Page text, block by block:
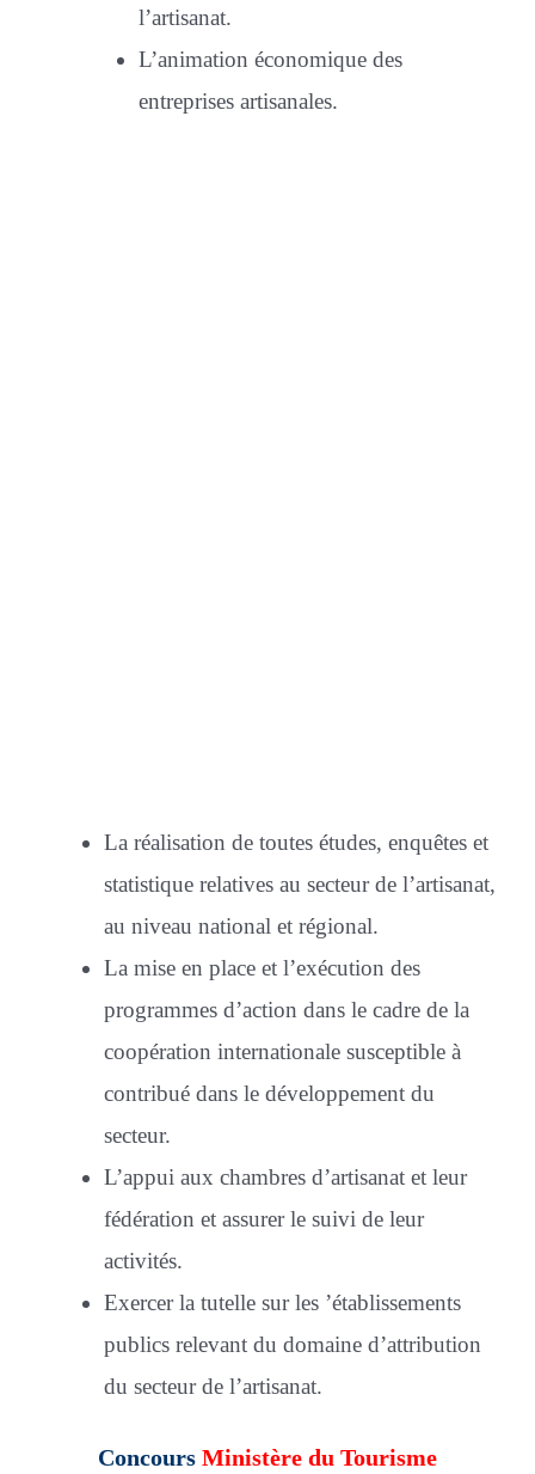
l’artisanat.
L’animation économique des
entreprises artisanales.
La réalisation de toutes études, enquêtes et
statistique relatives au secteur de l’artisanat,
au niveau national et régional.
La mise en place et l’exécution des
programmes d’action dans le cadre de la
coopération internationale susceptible à
contribué dans le développement du
secteur.
L’appui aux chambres d’artisanat et leur
fédération et assurer le suivi de leur
activités.
Exercer la tutelle sur les ’établissements
publics relevant du domaine d’attribution
du secteur de l’artisanat.
Concours Ministère du Tourisme